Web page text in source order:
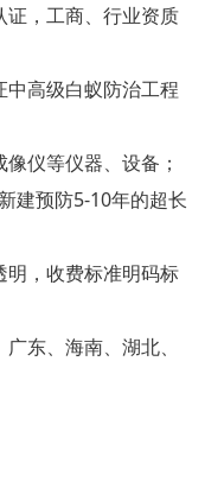
，工商、行业资质
高级白蚁防治工程
仪等仪器、设备；
建预防5-10年的超长
明，收费标准明码标
东、海南、湖北、